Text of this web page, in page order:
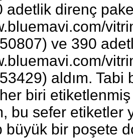
adetlik direnç
ve 390
aldım.
biri
bu sefer
büyük bir poşete